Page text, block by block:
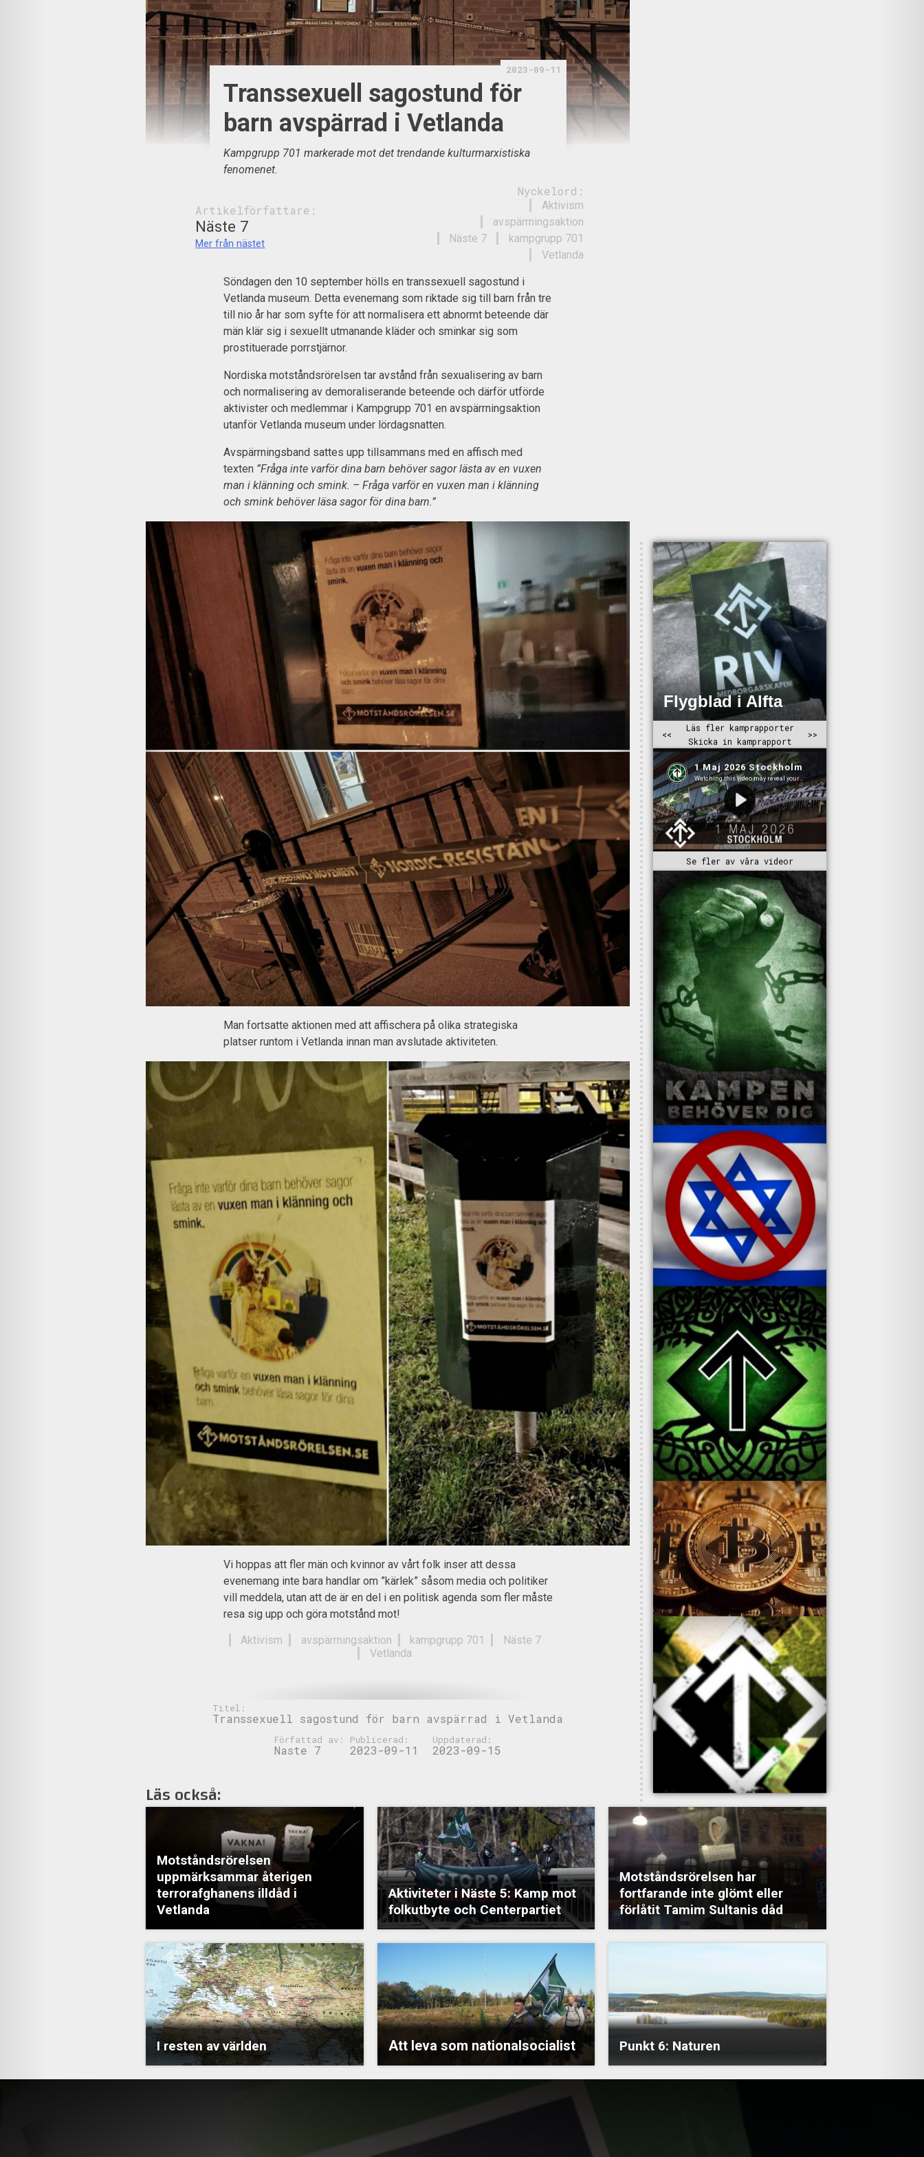
2023-09-11
Transsexuell sagostund för
barn avspärrad i Vetlanda
Kampgrupp 701 markerade mot det trendande kulturmarxistiska
fenomenet.
Artikelförfattare:
Näste 7
Mer från nästet
Nyckelord:
Aktivism
avspärrningsaktion
kampgrupp 701
Näste 7
Vetlanda
Söndagen den 10 september hölls en transsexuell sagostund i
Vetlanda museum. Detta evenemang som riktade sig till barn från tre
till nio år har som syfte för att normalisera ett abnormt beteende där
män klär sig i sexuellt utmanande kläder och sminkar sig som
prostituerade porrstjärnor.
Nordiska motståndsrörelsen tar avstånd från sexualisering av barn
och normalisering av demoraliserande beteende och därför utförde
aktivister och medlemmar i Kampgrupp 701 en avspärrningsaktion
utanför Vetlanda museum under lördagsnatten.
Avspärrningsband sattes upp tillsammans med en affisch med
texten ”Fråga inte varför dina barn behöver sagor lästa av en vuxen
man i klänning och smink. – Fråga varför en vuxen man i klänning
och smink behöver läsa sagor för dina barn.”
Man fortsatte aktionen med att affischera på olika strategiska
platser runtom i Vetlanda innan man avslutade aktiviteten.
Vi hoppas att fler män och kvinnor av vårt folk inser att dessa
evenemang inte bara handlar om ”kärlek” såsom media och politiker
vill meddela, utan att de är en del i en politisk agenda som fler måste
resa sig upp och göra motstånd mot!
Aktivism
avspärrningsaktion kampgrupp 701
Näste 7
Vetlanda
Titel:
Transsexuell sagostund för barn avspärrad i Vetlanda
Författad av:
Naste 7
Publicerad:
2023-09-11
Uppdaterad:
2023-09-15
Se fler av våra videor
Läs också:
Motståndsrörelsen
uppmärksammar återigen
terrorafghanens illdåd i
Vetlanda
Aktiviteter i Näste 5: Kamp mot
folkutbyte och Centerpartiet
Motståndsrörelsen har
fortfarande inte glömt eller
förlåtit Tamim Sultanis dåd
I resten av världen Att leva som nationalsocialist Punkt 6: Naturen